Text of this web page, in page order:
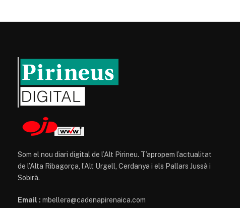
Som el nou diari digital de l’Alt Pirineu. T’apropem l’actualitat
de l’Alta Ribagorça, l’Alt Urgell, Cerdanya i els Pallars Jussà i
Sobirà.
Email : mbellera@cadenapirenaica.com